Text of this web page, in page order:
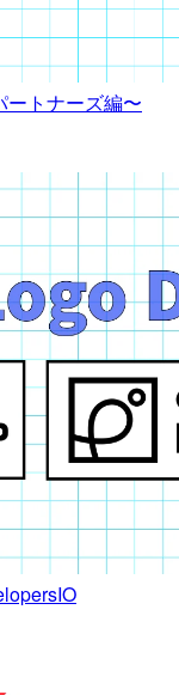
ートナーズ編〜